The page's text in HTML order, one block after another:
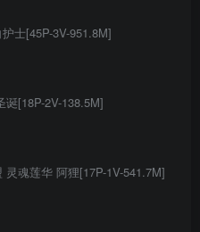
士[45P-3V-951.8M]
[18P-2V-138.5M]
魂莲华 阿狸[17P-1V-541.7M]